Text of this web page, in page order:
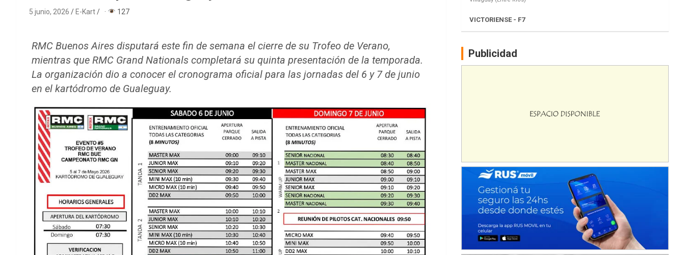
5 junio, 2026 E-Kart · 127
RMC Buenos Aires disputará este fin de semana el cierre de su Trofeo de Verano,
mientras que RMC Grand Nationals completará su quinta presentación de la temporada.
La organización dio a conocer el cronograma oficial para las jornadas del 6 y 7 de junio
en el kartódromo de Gualeguay.
PATAGONICO - F6
Gral. E. Godoy (Río Negro)
CSK - F7
Ciudad de Avellaneda (Asfalto)
Rufino (Santa Fe)
TUCUMANO - F5
Juan Navarro (Asfalto)
El Timbó (Tucumán)
COBERTURA ESPECIAL DE E-KART.COM.AR
08/09-AGO
IAME SERIES ARGENTINA 6
Publicidad